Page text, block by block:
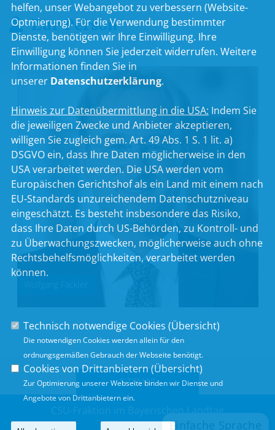
Zur Person
SITEMAP
CSU-Fraktion im Bayerischen Landtag
helfen, unser Webangebot zu verbessern (Website-
Optmierung). Für die Verwendung bestimmter
Dienste, benötigen wir Ihre Einwilligung. Ihre
Einwilligung können Sie jederzeit widerrufen. Weitere
Informationen finden Sie in
unserer Datenschutzerklärung.
Hinweis zur Datenübermittlung in die USA: Indem Sie
die jeweiligen Zwecke und Anbieter akzeptieren,
willigen Sie zugleich gem. Art. 49 Abs. 1 S. 1 lit. a)
DSGVO ein, dass Ihre Daten möglicherweise in den
USA verarbeitet werden. Die USA werden vom
Europäischen Gerichtshof als ein Land mit einem nach
EU-Standards unzureichendem Datenschutzniveau
eingeschätzt. Es besteht insbesondere das Risiko,
dass Ihre Daten durch US-Behörden, zu Kontroll- und
zu Überwachungszwecken, möglicherweise auch ohne
Rechtsbehelfsmöglichkeiten, verarbeitet werden
können.
Technisch notwendige Cookies (Übersicht)
Die notwendigen Cookies werden allein für den
ordnungsgemäßen Gebrauch der Webseite benötigt.
Cookies von Drittanbietern (Übersicht)
Zur Optimierung unserer Webseite binden wir Dienste und
Angebote von Drittanbietern ein.